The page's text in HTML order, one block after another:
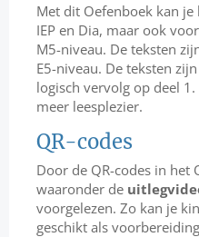
Met dit Oefenboek kan je
IEP en Dia, maar ook
M5-niveau. De teksten
E5-niveau. De teksten
logisch vervolg op deel
meer leesplezier.
QR-codes
Door de QR-codes in het
waaronder de
voorgelezen. Zo kan je
geschikt als